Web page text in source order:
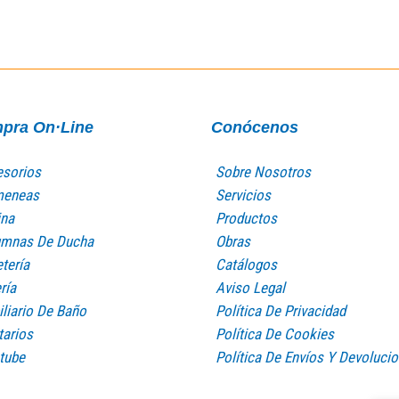
On·Line
De Ducha
De Baño
Conócenos
Sobre Nosotros
Servicios
Productos
Obras
Catálogos
Aviso Legal
Política De Privacidad
Política De Cookies
Política De Envíos Y